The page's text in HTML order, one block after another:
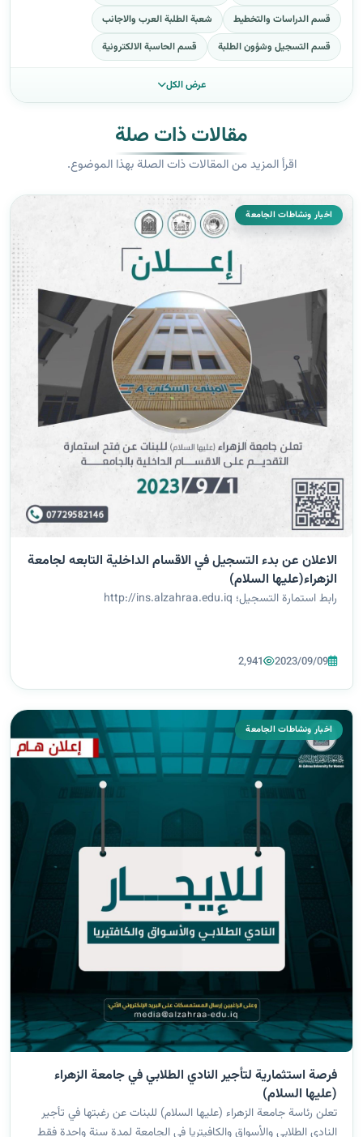
قسم الدراسات والتخطيط
شعبة الطلبة العرب والاجانب
قسم التسجيل وشؤون الطلبة
قسم الحاسبة الالكترونية
عرض الكل
مقالات ذات صلة
اقرأ المزيد من المقالات ذات الصلة بهذا الموضوع.
اخبار ونشاطات الجامعة
الاعلان عن بدء التسجيل في الاقسام الداخلية التابعه لجامعة
الزهراء(عليها السلام)
رابط استمارة التسجيل؛ http://ins.alzahraa.edu.iq
2023/09/09
2,941
اخبار ونشاطات الجامعة
فرصة استثمارية لتأجير النادي الطلابي في جامعة الزهراء
(عليها السلام)
تعلن رئاسة جامعة الزهراء (عليها السلام) للبنات عن رغبتها في تأجير
النادي الطلابي والأسواق والكافيتريا في الجامعة لمدة سنة واحدة فقط